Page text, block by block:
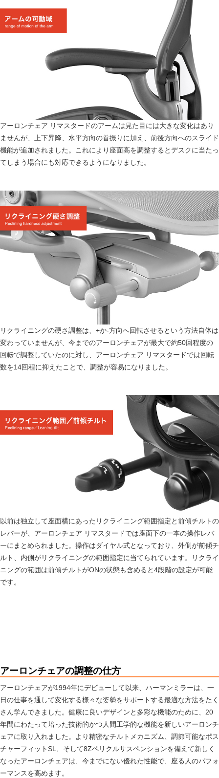
アーロンチェア リマスタードのアームは見た目には大きな変化はあり
ませんが、上下昇降、水平方向の首振りに加え、前後方向へのスライド
機能が追加されました。これにより座面高を調整するとデスクに当たっ
てしまう場合にも対応できるようになりました。
リクライニングの硬さ調整は、+か-方向へ回転させるという方法自体は
変わっていませんが、今までのアーロンチェアが最大で約50回程度の
回転で調整していたのに対し、アーロンチェア リマスタードでは回転
数を14回程に抑えたことで、調整が容易になりました。
以前は独立して座面横にあったリクライニング範囲指定と前傾チルトの
レバーが、アーロンチェア リマスタードでは座面下の一本の操作レバ
ーにまとめられました。操作はダイヤル式となっており、外側が前傾チ
ルト、内側がリクライニングの範囲指定に当てられています。リクライ
ニングの範囲は前傾チルトがONの状態も含めると4段階の設定が可能
です。
アーロンチェアの調整の仕方
アーロンチェアが1994年にデビューして以来、ハーマンミラーは、一
日の仕事を通して変化する様々な姿勢をサポートする最適な方法をたく
さん学んできました。健康に良いデザインと多彩な機能のために、20
年間にわたって培った技術的かつ人間工学的な機能を新しいアーロンチ
ェアに取り入れました。より精密なチルトメカニズム、調節可能なポス
チャーフィットSL、そして8Zペリクルサスペンションを備えて新しく
なったアーロンチェアは、今までにない優れた性能で、座る人のパフォ
ーマンスを高めます。